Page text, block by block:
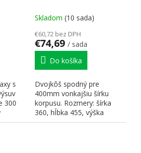
s
300
s
Skladom (10 sada)
€60,72 bez DPH
€74,69 / sada
Do košíka
Dvojkôš spodný pre
400mm vonkajšiu šírku
korpusu. Rozmery: šírka
360, hĺbka 455, výška
490mm. Prevedenie